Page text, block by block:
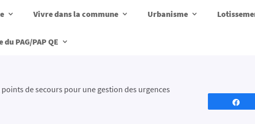
Vivre dans la commune Urbanisme
PAG/PAP QE
points de secours pour une gestion des urgences